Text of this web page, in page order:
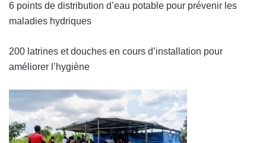
6 points de distribution d’eau potable pour prévenir les
maladies hydriques
200 latrines et douches en cours d’installation pour
améliorer l’hygiène